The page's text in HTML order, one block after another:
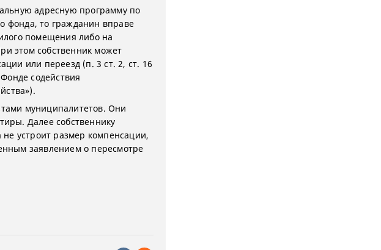
адресную программу по
фонда, то гражданин вправе
помещения либо на
этом собственник может
или переезд (п. 3 ст. 2, ст. 16
содействия
муниципалитетов. Они
Далее собственнику
не устроит размер компенсации,
заявлением о пересмотре